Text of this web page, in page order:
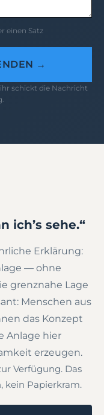
einen Satz
→
schickt die Nachricht
ich’s sehe.“
Erklärung:
— ohne
grenznahe Lage
Menschen aus
das Konzept
Anlage hier
erzeugen.
Verfügung. Das
kein Papierkram.